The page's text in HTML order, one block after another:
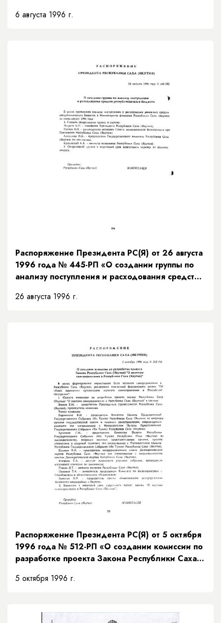
6 августа 1996 г.
Распоряжение Президента РС(Я) от 26 августа
1996 года № 445-РП «О создании группы по
анализу поступления и расходования средств
26 августа 1996 г.
Распоряжение Президента РС(Я) от 5 октября
1996 года № 512-РП «О создании комиссии по
разработке проекта Закона Республики Саха
Республике Саха (Якутия)"»
5 октября 1996 г.